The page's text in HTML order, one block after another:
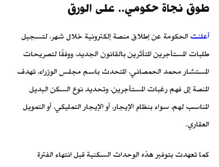
طوق نجاة حكومي.. على الورق
أعلنت الحكومة عن إطلاق منصة إلكترونية خلال شهر، لتسجيل
طلبات المستأجرين المتأثرين بالقانون الجديد، ووفقًا لتصريحات
المستشار محمد الحمصاني، المتحدث باسم مجلس الوزراء، تهدف
المنصة إلى فهم رغبات المستأجرين، وتحديد نوع السكن البديل
المناسب لهم، سواء بنظام الإيجار، أو الإيجار التمليكي، أو التمويل
العقاري.
كما تعهدت بتوفير هذه الوحدات السكنية قبل انتهاء الفترة